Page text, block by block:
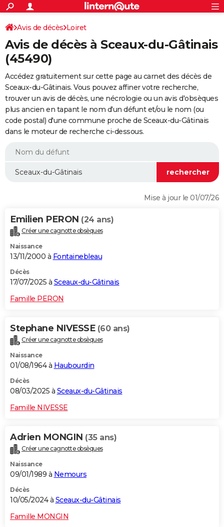
ACTUALITÉS
Politique
Société
Faits Divers
Education
Monde
Villes
+
SPORT
Coupe du monde 2026
Football
Tennis
Cyclisme
Rugby
Forum
FINANCE
Retraite
Impôts
Epargne
Immobilier
Risques naturels par ville
Banque
Assurance
Crédit
Essais
Réserver un essai
Citadines
Berlines
SUV
Forum auto
+
HIGH-TECH
Mobiles
Meilleur smartphone
Internet
Ordinateurs
Jeux vidéo
Guide high-tech
+
BRICOLAGE
Forum
Aménagement intérieur
Extérieur
Cuisine
Salle de bains
Jardinage
Rangement
WEEK-END
Guides de France
Escapades
Patrimoine
Expositions
Musées
Week-end nature
LIFESTYLE
Alimentation
Guide de la santé
Maladies
Médicaments
Sommeil
VOYAGE
Destinations
City break
Voyage nature
Voyage de noces
Forum
Climat
+PHOTO
GUIDES D'ACHAT
BONS PLANS
CARTE DE VOEUX
Dictionnaire
Biographies
Citations
Expressions
Proverbes
PROGRAMME TV
COPAINS D'AVANT
S'inscrire
Se connecter
Lycées
Collèges
Primaires
Universités
Entreprises
Service militaire
Avis de recherche
AVIS DE DÉCÈS
Avis de décès Loiret
Avis de décès à Sceaux-du-Gâtinais
(45490)
Accédez gratuitement sur cette page au carnet des décès de
Sceaux-du-Gâtinais. Vous pouvez affiner votre recherche,
trouver un avis de décès, une nécrologie ou un avis d'obsèques
plus ancien en tapant le nom d'un défunt et/ou le nom (ou
code postal) d'une commune proche de Sceaux-du-Gâtinais
dans le moteur de recherche ci-dessous.
Mise à jour le 01/07/26
Emilien PERON (24 ans)
Créer une cagnotte obsèques
Naissance
13/11/2000 à Fontainebleau
Décès
17/07/2025 à Sceaux-du-Gâtinais
Famille PERON
Stephane NIVESSE (60 ans)
Créer une cagnotte obsèques
Naissance
01/08/1964 à Haubourdin
Décès
08/03/2025 à Sceaux-du-Gâtinais
Famille NIVESSE
Adrien MONGIN (35 ans)
Créer une cagnotte obsèques
Naissance
09/01/1989 à Nemours
Décès
10/05/2024 à Sceaux-du-Gâtinais
Famille MONGIN